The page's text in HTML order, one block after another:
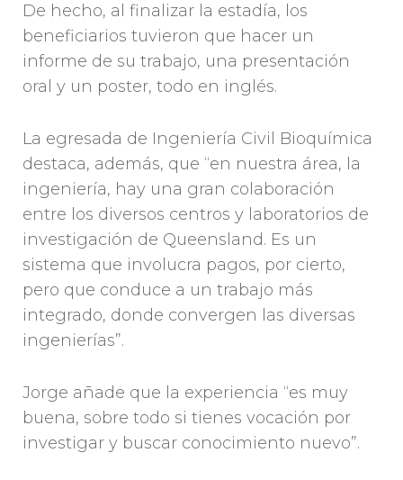
De hecho, al finalizar la estadía, los
beneficiarios tuvieron que hacer un
informe de su trabajo, una presentación
oral y un poster, todo en inglés.
La egresada de Ingeniería Civil Bioquímica
destaca, además, que “en nuestra área, la
ingeniería, hay una gran colaboración
entre los diversos centros y laboratorios de
investigación de Queensland. Es un
sistema que involucra pagos, por cierto,
pero que conduce a un trabajo más
integrado, donde convergen las diversas
ingenierías”.
Jorge añade que la experiencia “es muy
buena, sobre todo si tienes vocación por
investigar y buscar conocimiento nuevo”.